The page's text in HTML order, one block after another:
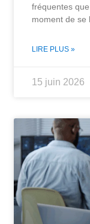
fréquentes
moment de se
LIRE PLUS »
15 juin 2026